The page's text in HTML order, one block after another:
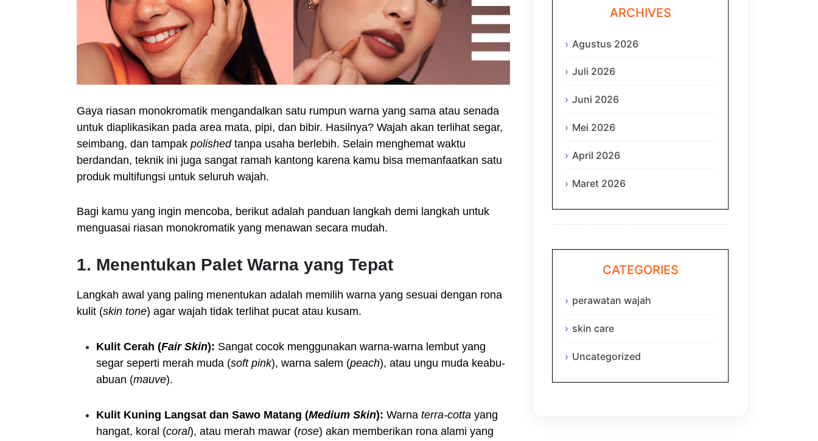
Gaya riasan monokromatik mengandalkan satu rumpun warna yang sama atau senada
untuk diaplikasikan pada area mata, pipi, dan bibir. Hasilnya? Wajah akan terlihat segar,
seimbang, dan tampak polishedtanpa usaha berlebih. Selain menghemat waktu
berdandan, teknik ini juga sangat ramah kantong karena kamu bisa memanfaatkan satu
produk multifungsi untuk seluruh wajah.
Bagi kamu yang ingin mencoba, berikut adalah panduan langkah demi langkah untuk
menguasai riasan monokromatik yang menawan secara mudah.
1. Menentukan Palet Warna yang Tepat
Langkah awal yang paling menentukan adalah memilih warna yang sesuai dengan rona
kulit (skin tone) agar wajah tidak terlihat pucat atau kusam.
Kulit Cerah (Fair Skin): Sangat cocok menggunakan warna-warna lembut yang
segar seperti merah muda (soft pink), warna salem (peach), atau ungu muda keabu-
abuan (mauve).
Kulit Kuning Langsat dan Sawo Matang (Medium Skin): Warna terra-cotta yang
hangat, koral (coral), atau merah mawar (rose) akan memberikan rona alami yang
ARCHIVES
Agustus 2026
Juli 2026
Juni 2026
Mei 2026
April 2026
Maret 2026
CATEGORIES
perawatan wajah
skin care
Uncategorized